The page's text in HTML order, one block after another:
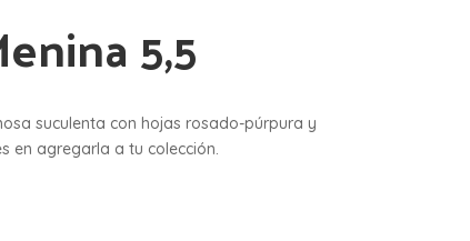
5,5
suculenta con hojas rosado-púrpura y
en agregarla a tu colección.